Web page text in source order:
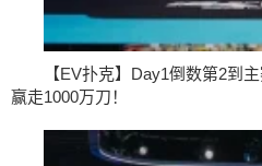
【EV扑克】Day1倒数第2到
赢走1000万刀！